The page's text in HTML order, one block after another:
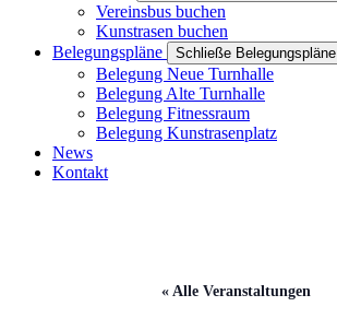
Vereinsbus buchen
Kunstrasen buchen
Belegungspläne
Schließe Belegungspläne
Belegung Neue Turnhalle
Belegung Alte Turnhalle
Belegung Fitnessraum
Belegung Kunstrasenplatz
News
Kontakt
« Alle Veranstaltungen